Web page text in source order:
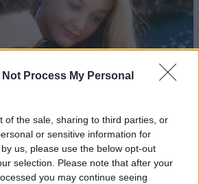
Not Process My Personal
of the sale, sharing to third parties, or
or sensitive information for
us, please use the below opt-out
selection. Please note that after your
you may continue seeing